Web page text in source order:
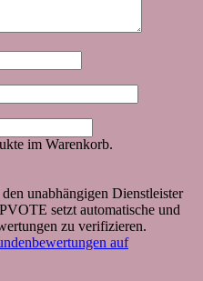
im Warenkorb.
unabhängigen Dienstleister
setzt automatische und
zu verifizieren.
auf